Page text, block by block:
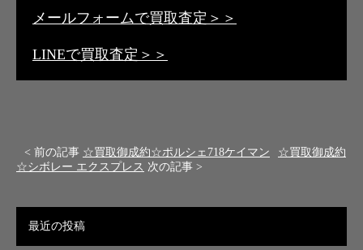
メールフォームで買取査定＞＞
LINEで買取査定＞＞
< 前の記事 ☆買取御成約☆ポルシェ718ケイマン
☆買取御成約
☆シボレー エクスプレス 次の記事 >
最近の投稿